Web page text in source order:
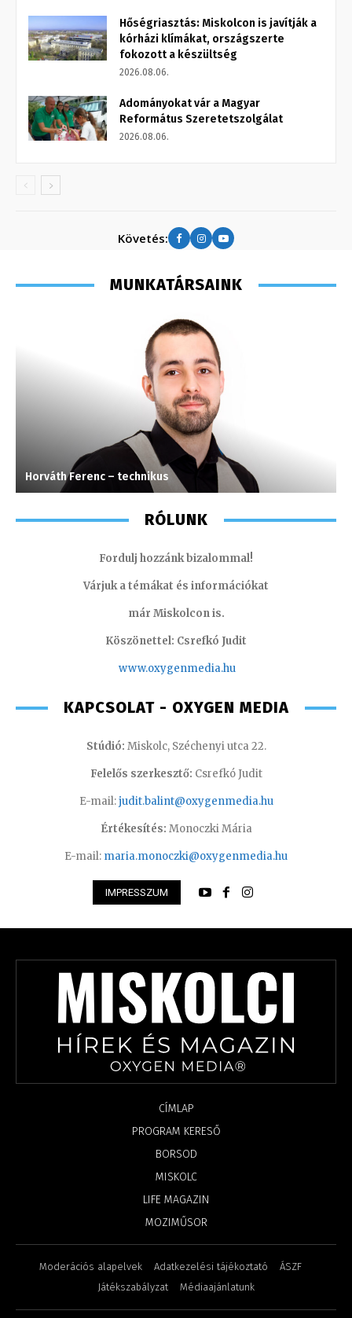
Hőségriasztás: Miskolcon is javítják a
kórházi klímákat, országszerte
fokozott a készültség
2026.08.06.
Adományokat vár a Magyar
Református Szeretetszolgálat
2026.08.06.
Követés:
MUNKATÁRSAINK
Horváth Ferenc – technikus
RÓLUNK
Fordulj hozzánk bizalommal!
Várjuk a témákat és információkat
már Miskolcon is.
Köszönettel: Csrefkó Judit
www.oxygenmedia.hu
KAPCSOLAT - OXYGEN MEDIA
Stúdió: Miskolc, Széchenyi utca 22.
Felelős szerkesztő: Csrefkó Judit
E-mail:judit.balint@oxygenmedia.hu
Értékesítés: Monoczki Mária
E-mail: maria.monoczki@oxygenmedia.hu
IMPRESSZUM
CÍMLAP
PROGRAM KERESŐ
BORSOD
MISKOLC
LIFE MAGAZIN
MOZIMŰSOR
Moderációs alapelvek Adatkezelési tájékoztató
ÁSZF
Játékszabályzat
Médiaajánlatunk